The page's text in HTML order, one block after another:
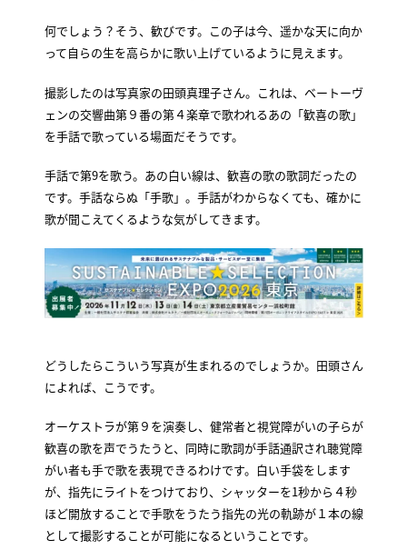
何でしょう？そう、歓びです。この子は今、遥かな天に向か
って自らの生を高らかに歌い上げているように見えます。
撮影したのは写真家の田頭真理子さん。これは、ベートーヴ
ェンの交響曲第９番の第４楽章で歌われるあの「歓喜の歌」
を手話で歌っている場面だそうです。
手話で第9を歌う。あの白い線は、歓喜の歌の歌詞だったの
です。手話ならぬ「手歌」。手話がわからなくても、確かに
歌が聞こえてくるような気がしてきます。
どうしたらこういう写真が生まれるのでしょうか。田頭さん
によれば、こうです。
オーケストラが第９を演奏し、健常者と視覚障がいの子らが
歓喜の歌を声でうたうと、同時に歌詞が手話通訳され聴覚障
がい者も手で歌を表現できるわけです。白い手袋をします
が、指先にライトをつけており、シャッターを1秒から４秒
ほど開放することで手歌をうたう指先の光の軌跡が１本の線
として撮影することが可能になるということです。